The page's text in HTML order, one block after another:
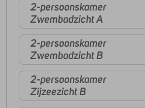
2-persoonskamer
Zwembadzicht A
2-persoonskamer
Zwembadzicht B
2-persoonskamer
Zijzeezicht B